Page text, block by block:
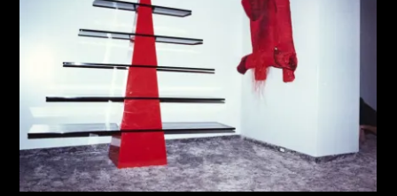
进一步筛选
关于M+藏品